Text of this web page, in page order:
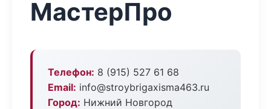
МастерПро
Телефон: 8 (915) 527 61 68
Email: info@stroybrigaxisma463.ru
Город: Нижний Новгород